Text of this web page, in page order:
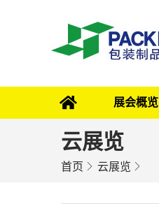
展会概览
云展览
首页 云展览